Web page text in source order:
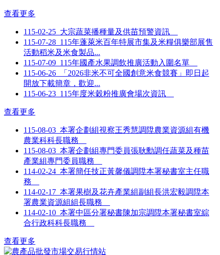
查看更多
115-02-25 大宗蔬菜播種量及供苗預警資訊
115-07-28 115年蓬萊米百年特展市集及米糧俱樂部展售
活動稻米及米食製品...
115-07-09 115年國產水果調飲推廣活動入圍名單
115-06-26 「2026非米不可全國創意米食競賽」即日起
開放下載簡章，歡迎...
115-06-23 115年度米穀粉推廣會場次資訊
查看更多
115-08-03 本署企劃組視察王秀慧調陞農業資源組有機
農業科科長職務
115-08-03 本署企劃組專門委員張耿勳調任蔬菜及種苗
產業組專門委員職務
114-02-24 本署簡任技正黃馨儀調陞本署秘書室主任職
務
114-02-17 本署果樹及花卉產業組副組長洪宏毅調陞本
署農業資源組組長職務
114-02-10 本署中區分署秘書陳加宗調陞本署秘書室綜
合行政科科長職務
查看更多